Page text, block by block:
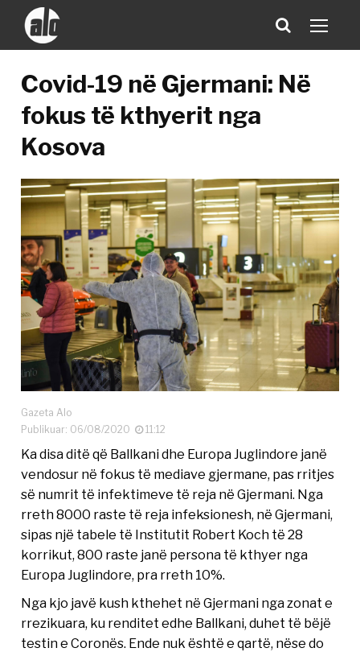
Covid-19 në Gjermani: Në
fokus të kthyerit nga
Kosova
Gazeta Alo
Publikuar: 06/08/2020
11:12
Ka disa ditë që Ballkani dhe Europa Juglindore janë
vendosur në fokus të mediave gjermane, pas rritjes
së numrit të infektimeve të reja në Gjermani. Nga
rreth 8000 raste të reja infeksionesh, në Gjermani,
sipas një tabele të Institutit Robert Koch të 28
korrikut, 800 raste janë persona të kthyer nga
Europa Juglindore, pra rreth 10%.
Nga kjo javë kush kthehet në Gjermani nga zonat e
rrezikuara, ku renditet edhe Ballkani, duhet të bëjë
testin e Coronës. Ende nuk është e qartë, nëse do